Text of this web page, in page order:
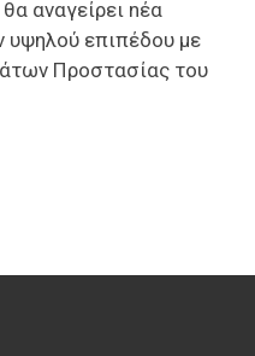
αναγείρει nέα
υψηλού επιπέδου με
Προστασίας του